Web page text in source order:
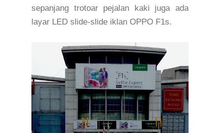
sepanjang trotoar pejalan kaki juga ada
layar LED slide-slide iklan OPPO F1s.